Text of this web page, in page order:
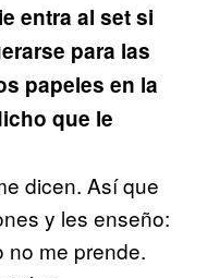
entra al set si
para las
papeles en la
que le
dicen. Así que
y les enseño:
no me prende.